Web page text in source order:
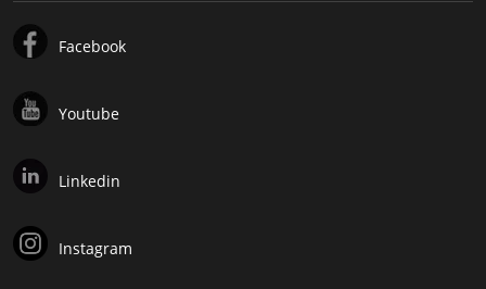
Facebook
Youtube
Linkedin
Instagram